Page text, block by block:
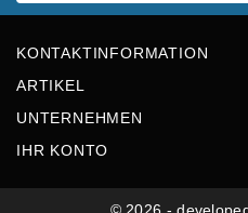
KONTAKTINFORMATION
ARTIKEL
UNTERNEHMEN
IHR KONTO
© 2026 -